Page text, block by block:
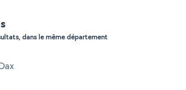
dans le même département